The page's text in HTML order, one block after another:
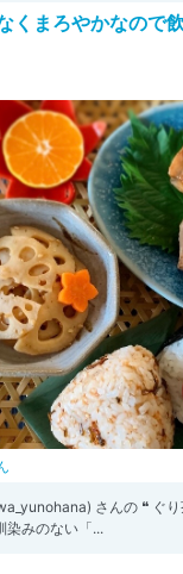
くまろやかなので
さんの ❝ ぐ
染みのない「...